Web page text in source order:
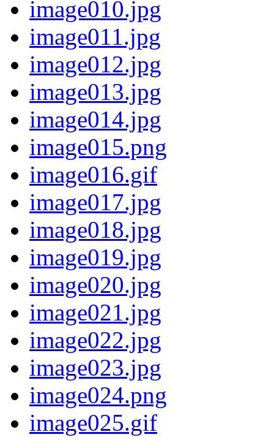
image010.jpg
image011.jpg
image012.jpg
image013.jpg
image014.jpg
image015.png
image016.gif
image017.jpg
image018.jpg
image019.jpg
image020.jpg
image021.jpg
image022.jpg
image023.jpg
image024.png
image025.gif